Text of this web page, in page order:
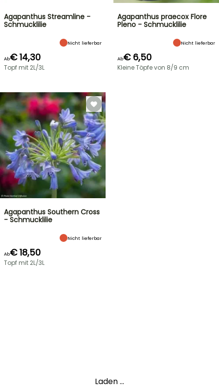
Agapanthus Streamline -
Schmucklilie
Nicht lieferbar
Ab€ 14,30
Topf mit 2L/3L
Agapanthus praecox Flore
Pleno - Schmucklilie
Nicht lieferbar
Ab€ 6,50
Kleine Töpfe von 8/9 cm
Agapanthus Southern Cross
- Schmucklilie
Nicht lieferbar
Ab€ 18,50
Topf mit 2L/3L
Laden ...